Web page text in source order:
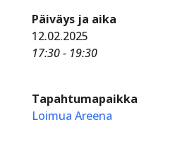
Päiväys ja aika
12.02.2025
17:30 - 19:30
Tapahtumapaikka
Loimua Areena